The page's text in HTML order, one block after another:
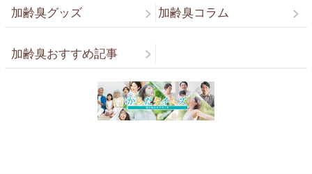
加齢臭グッズ 加齢臭コラム
加齢臭おすすめ記事